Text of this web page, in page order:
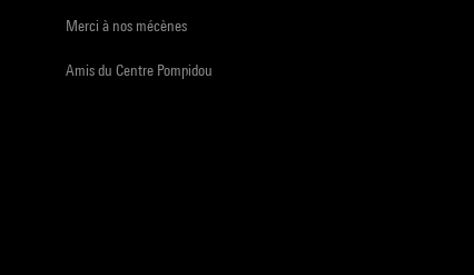
Merci à nos mécènes
Amis du Centre Pompidou